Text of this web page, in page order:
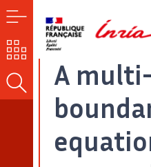
MENÚ
NUESTROS
RETOS
BUSCAR
A